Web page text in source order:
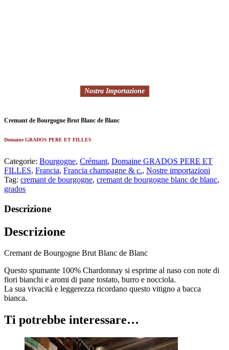
Nostra Importazione
Cremant de Bourgogne Brut Blanc de Blanc
Domaine GRADOS PERE ET FILLES
Categorie: Bourgogne, Crémant, Domaine GRADOS PERE ET
FILLES, Francia, Francia champagne & c., Nostre importazioni
Tag: cremant de bourgogne, cremant de bourgogne blanc de blanc,
grados
Descrizione
Descrizione
Cremant de Bourgogne Brut Blanc de Blanc
Questo spumante 100% Chardonnay si esprime al naso con note di
fiori bianchi e aromi di pane tostato, burro e nocciola.
La sua vivacità e leggerezza ricordano questo vitigno a bacca
bianca.
Ti potrebbe interessare…